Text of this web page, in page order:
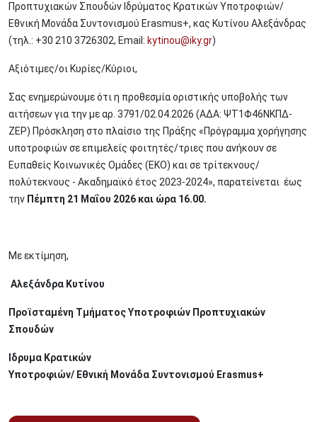
Προπτυχιακών Σπουδών Ιδρύματος Κρατικών Υποτροφιών/
Εθνική Μονάδα Συντονισμού Erasmus+, κας Κυτίνου Αλεξάνδρας
(τηλ.: +30 210 3726302, Email: kytinou@iky.gr)
Αξιότιμες/οι Κυρίες/Κύριοι,
Σας ενημερώνουμε ότι η προθεσμία οριστικής υποβολής των
αιτήσεων για την με αρ. 3791/02.04.2026 (ΑΔΑ: ΨΤ1Φ46ΝΚΠΔ-
ΖΕΡ) Πρόσκληση στο πλαίσιο της Πράξης «Πρόγραμμα χορήγησης
υποτροφιών σε επιμελείς φοιτητές/τριες που ανήκουν σε
Ευπαθείς Κοινωνικές Ομάδες (ΕΚΟ) και σε τρίτεκνους/
πολύτεκνους - Ακαδημαϊκό έτος 2023-2024», παρατείνεται έως
την Πέμπτη 21 Μαΐου 2026 και ώρα 16.00.
Με εκτίμηση,
Αλεξάνδρα Κυτίνου
Προϊσταμένη Τμήματος Υποτροφιών Προπτυχιακών
Σπουδών
Iδρυμα Κρατικών
Υποτροφιών/ Εθνική Μονάδα Συντονισμού Erasmus+